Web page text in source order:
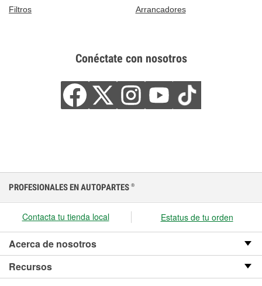
Filtros
Arrancadores
Conéctate con nosotros
PROFESIONALES EN AUTOPARTES ®
Contacta tu tienda local Estatus de tu orden
Acerca de nosotros
Recursos